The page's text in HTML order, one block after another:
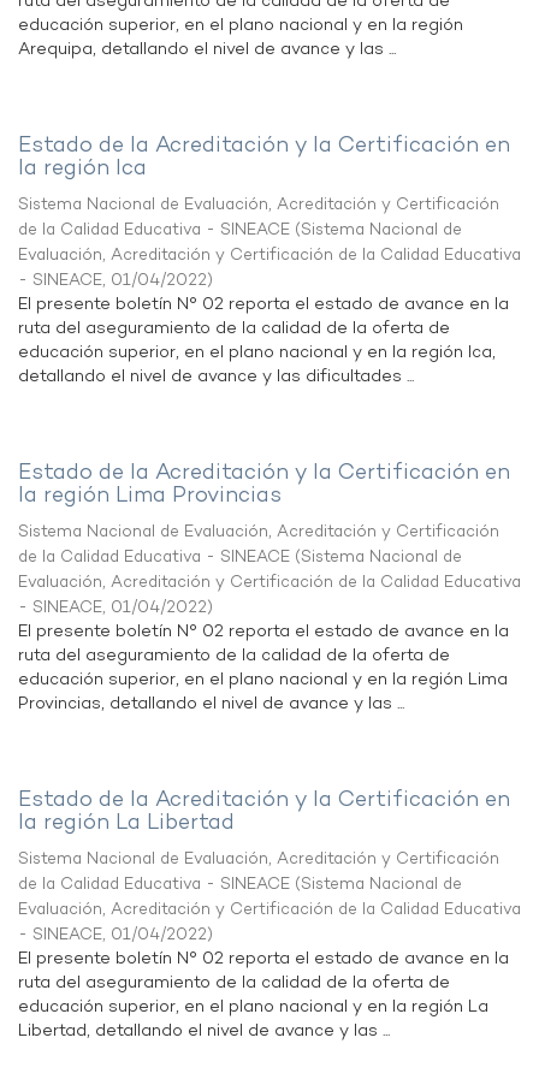
educación superior, en el plano nacional y en la región
Arequipa, detallando el nivel de avance y las ...
Estado de la Acreditación y la Certificación en
la región Ica
Sistema Nacional de Evaluación, Acreditación y Certificación
de la Calidad Educativa - SINEACE (Sistema Nacional de
Evaluación, Acreditación y Certificación de la Calidad Educativa
- SINEACE, 01/04/2022)
El presente boletín N° 02 reporta el estado de avance en la
ruta del aseguramiento de la calidad de la oferta de
educación superior, en el plano nacional y en la región Ica,
detallando el nivel de avance y las dificultades ...
Estado de la Acreditación y la Certificación en
la región Lima Provincias
Sistema Nacional de Evaluación, Acreditación y Certificación
de la Calidad Educativa - SINEACE (Sistema Nacional de
Evaluación, Acreditación y Certificación de la Calidad Educativa
- SINEACE, 01/04/2022)
El presente boletín N° 02 reporta el estado de avance en la
ruta del aseguramiento de la calidad de la oferta de
educación superior, en el plano nacional y en la región Lima
Provincias, detallando el nivel de avance y las ...
Estado de la Acreditación y la Certificación en
la región La Libertad
Sistema Nacional de Evaluación, Acreditación y Certificación
de la Calidad Educativa - SINEACE (Sistema Nacional de
Evaluación, Acreditación y Certificación de la Calidad Educativa
- SINEACE, 01/04/2022)
El presente boletín N° 02 reporta el estado de avance en la
ruta del aseguramiento de la calidad de la oferta de
educación superior, en el plano nacional y en la región La
Libertad, detallando el nivel de avance y las ...